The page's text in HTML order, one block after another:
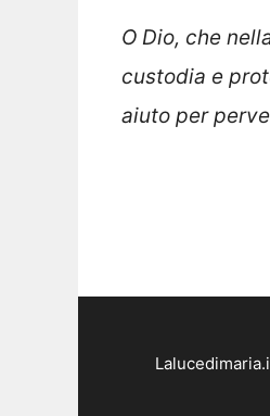
O Dio, che
custodia e
aiuto per